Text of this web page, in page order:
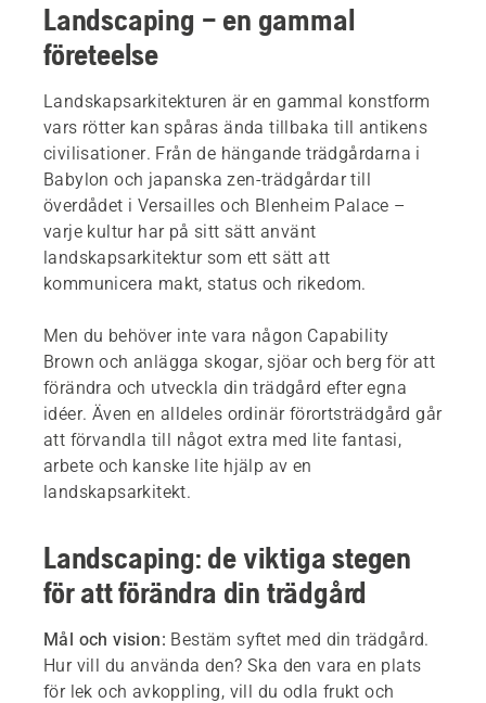
Landscaping – en gammal
företeelse
Landskapsarkitekturen är en gammal konstform
vars rötter kan spåras ända tillbaka till antikens
civilisationer. Från de hängande trädgårdarna i
Babylon och japanska zen-trädgårdar till
överdådet i Versailles och Blenheim Palace –
varje kultur har på sitt sätt använt
landskapsarkitektur som ett sätt att
kommunicera makt, status och rikedom.
Men du behöver inte vara någon Capability
Brown och anlägga skogar, sjöar och berg för att
förändra och utveckla din trädgård efter egna
idéer. Även en alldeles ordinär förortsträdgård går
att förvandla till något extra med lite fantasi,
arbete och kanske lite hjälp av en
landskapsarkitekt.
Landscaping: de viktiga stegen
för att förändra din trädgård
Mål och vision: Bestäm syftet med din trädgård.
Hur vill du använda den? Ska den vara en plats
för lek och avkoppling, vill du odla frukt och